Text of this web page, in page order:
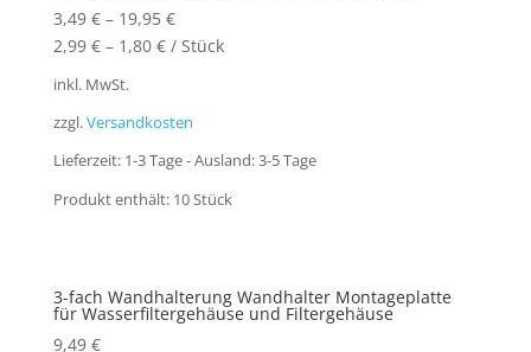
3,49 €– 19,95 €
2,99 €– 1,80 €/ Stück
inkl. MwSt.
zzgl.Versandkosten
Lieferzeit: 1-3 Tage - Ausland: 3-5 Tage
Produkt enthält: 10Stück
3-fach Wandhalterung Wandhalter Montageplatte
für Wasserfiltergehäuse und Filtergehäuse
9,49 €